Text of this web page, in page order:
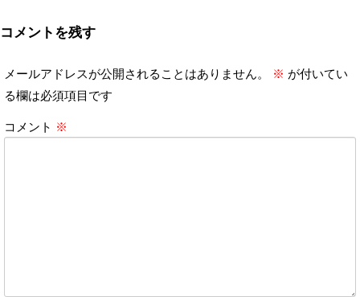
コメントを残す
メールアドレスが公開されることはありません。 ※ が付いてい
る欄は必須項目です
コメント ※